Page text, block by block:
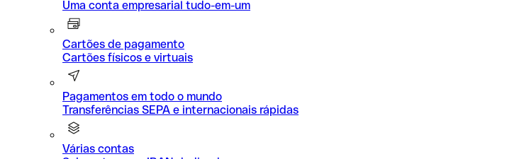
Uma conta empresarial tudo-em-um
Cartões de pagamento
Cartões físicos e virtuais
Pagamentos em todo o mundo
Transferências SEPA e internacionais rápidas
Várias contas